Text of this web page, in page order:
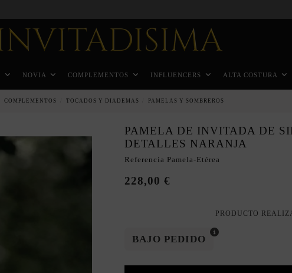
NOVIA COMPLEMENTOS INFLUENCERS ALTA COSTURA
COMPLEMENTOS TOCADOS Y DIADEMAS PAMELAS Y SOMBREROS
PAMELA DE INVITADA DE
DETALLES NARANJA
Referencia Pamela-Etérea
228,00 €
PRODUCTO
BAJO PEDIDO